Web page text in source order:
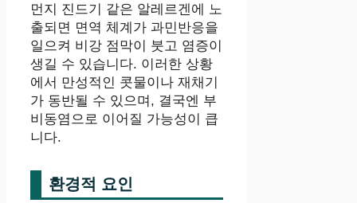
먼지 진드기 같은 알레르겐에 노
출되면 면역 체계가 과민반응을
일으켜 비강 점막이 붓고 염증이
생길 수 있습니다. 이러한 상황
에서 만성적인 콧물이나 재채기
가 동반될 수 있으며, 결국엔 부
비동염으로 이어질 가능성이 큽
니다.
환경적 요인